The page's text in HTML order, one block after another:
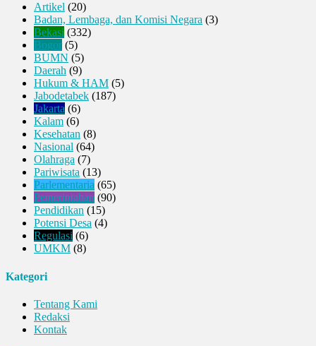
Artikel (20)
Badan, Lembaga, dan Komisi Negara (3)
Bekasi (332)
Bogor(5)
BUMN (5)
Daerah (9)
Hukum & HAM (5)
Jabodetabek (187)
Jakarta (6)
Kalam (6)
Kesehatan (8)
Nasional (64)
Olahraga (7)
Pariwisata (13)
Parlementaria (65)
Pemerintahan (90)
Pendidikan (15)
Potensi Desa (4)
Regulasi (6)
UMKM (8)
Kategori
Tentang Kami
Redaksi
Kontak